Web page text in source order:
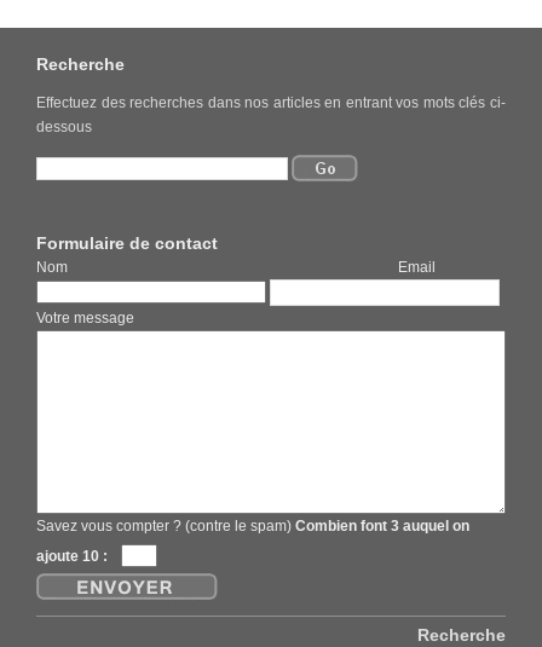
Recherche
Effectuez des recherches dans nos articles en entrant vos mots clés ci-
dessous
Formulaire de contact
Nom Email
Votre message
Savez vous compter ? (contre le spam) Combien font 3 auquel on
ajoute 10 :
Recherche